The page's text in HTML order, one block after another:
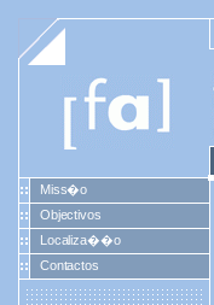
Miss�o
Objectivos
Localiza��o
Contactos